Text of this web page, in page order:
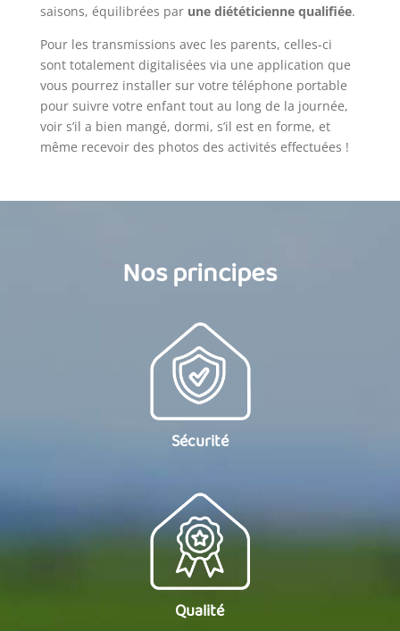
saisons, équilibrées par une diététicienne qualifiée.
Pour les transmissions avec les parents, celles-ci
sont totalement digitalisées via une application que
vous pourrez installer sur votre téléphone portable
pour suivre votre enfant tout au long de la journée,
voir s’il a bien mangé, dormi, s’il est en forme, et
même recevoir des photos des activités effectuées !
Nos principes
Sécurité
Qualité